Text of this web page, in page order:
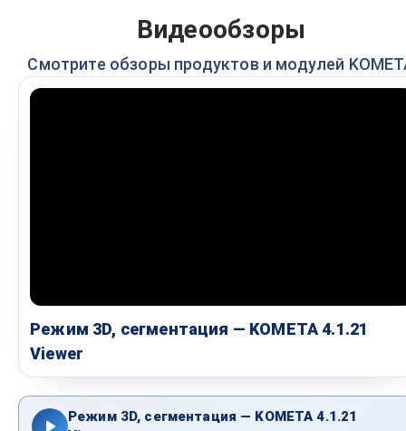
Видеообзоры
Смотрите обзоры продуктов и модулей
Режим 3D, сегментация — KOMETA 4.1.21
Viewer
Режим 3D, сегментация — KOMETA 4.1.21